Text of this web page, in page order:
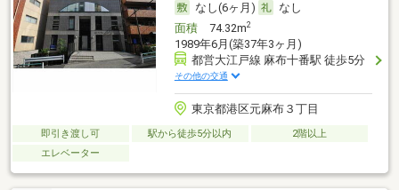
なし(6ヶ月)
なし
面積74.32m2
1989年6月(築37年3ヶ月)
都営大江戸線 麻布十番駅 徒歩5分
その他の交通
東京都港区元麻布３丁目
即引き渡し可 駅から徒歩5分以内
2階以上
エレベーター